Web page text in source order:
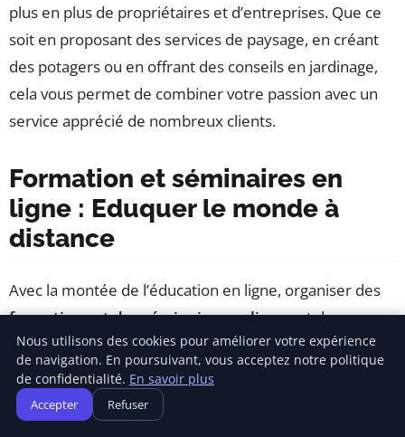
plus en plus de propriétaires et d’entreprises. Que ce
soit en proposant des services de paysage, en créant
des potagers ou en offrant des conseils en jardinage,
cela vous permet de combiner votre passion avec un
service apprécié de nombreux clients.
Formation et séminaires en
ligne : Eduquer le monde à
distance
Avec la montée de l’éducation en ligne, organiser des
formations et des séminaires en ligneest devenu
nécessaire. Si vous avez des compétences dans un
domaine particulier, partagez vos connaissances à un
public plus large. Cela peut vous permettre de générer
des revenus passifs en vendant vos cours tout en
Nous utilisons des cookies pour améliorer votre expérience
de navigation. En poursuivant, vous acceptez notre politique
de confidentialité. En savoir plus
Accepter Refuser